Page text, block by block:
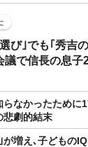
び｣でも｢秀吉
で信長の息子
らなかったため
悲劇的結末
が増え､子どもの